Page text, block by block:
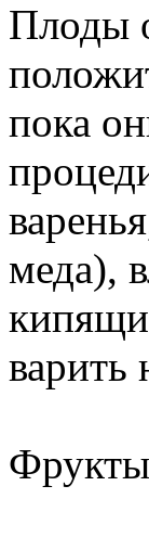
Плоды
пока
меда),
варить